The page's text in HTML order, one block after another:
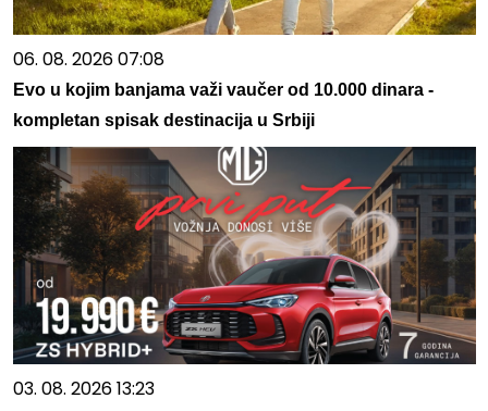
06. 08. 2026 07:08
Evo u kojim banjama važi vaučer od 10.000 dinara -
kompletan spisak destinacija u Srbiji
03. 08. 2026 13:23